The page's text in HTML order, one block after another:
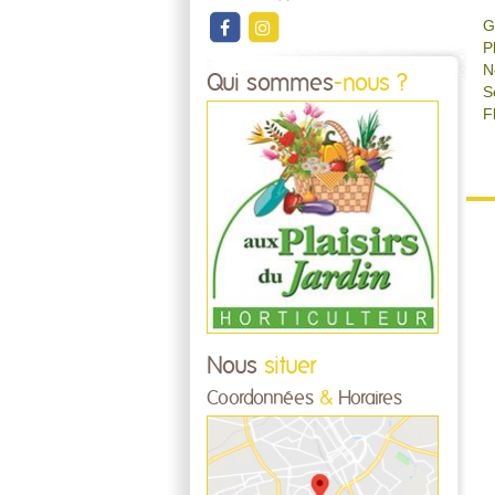
Qui sommes-nous ?
Nous situer
Coordonnées & Horaires